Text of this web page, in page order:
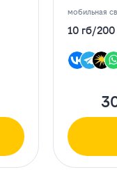
мобильная
10 гб/200